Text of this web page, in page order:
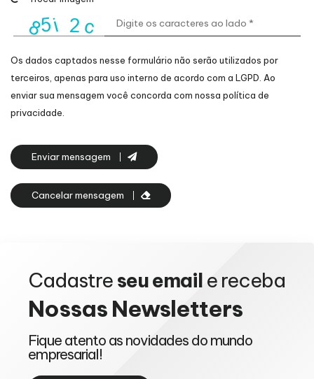
Os dados captados nesse formulário não serão utilizados por
terceiros, apenas para uso interno de acordo com a LGPD . Ao
enviar sua mensagem você concorda com nossa política de
privacidade.
Enviar mensagem
Cancelar mensagem
Cadastre seu email e receba
Nossas Newsletters
Fique atento as novidades do mundo
empresarial!